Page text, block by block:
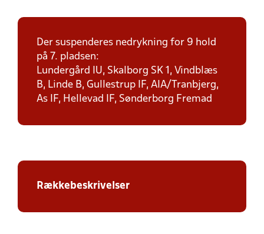
Der suspenderes nedrykning for 9 hold
på 7. pladsen:
Lundergård IU, Skalborg SK 1, Vindblæs
B, Linde B, Gullestrup IF, AIA/Tranbjerg,
As IF, Hellevad IF, Sønderborg Fremad
Rækkebeskrivelser